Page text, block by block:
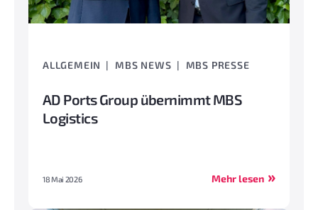
ALLGEMEIN MBS NEWS MBS PRESSE
AD Ports Group übernimmt MBS
Logistics
18 Mai 2026 Mehr lesen